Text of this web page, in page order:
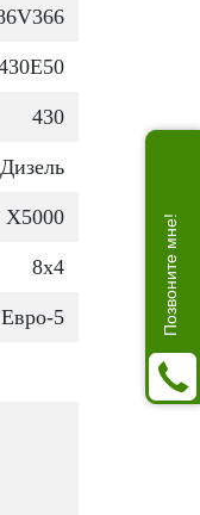
430
Дизель
X5000
8х4
Евро-5 Позвоните мне!